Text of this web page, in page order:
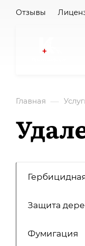
Отзывы
Главная —
Защита
Фумигация